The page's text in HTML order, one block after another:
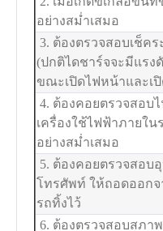
อย่างสม่ำเสมอ
3. ต้องตรวจสอบเช็ค
(ปกติไดชาร์จจะมีแรง
ขณะเปิดไฟหน้าและเ
4. ต้องคอยตรวจสอบ
เครื่องใช้ไฟฟ้าภายใ
อย่างสม่ำเสมอ
5. ต้องคอยตรวจสอบ
โทรศัพท์ ให้ถอดออก
รถทิ้งไว้
6. ต้องตรวจสอบสภา